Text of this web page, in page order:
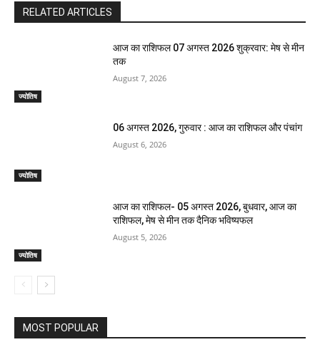
RELATED ARTICLES
ज्योतिष
आज का राशिफल 07 अगस्त 2026 शुक्रवार: मेष से मीन
तक
August 7, 2026
ज्योतिष
06 अगस्त 2026, गुरुवार : आज का राशिफल और पंचांग
August 6, 2026
ज्योतिष
आज का राशिफल- 05 अगस्त 2026, बुधवार, आज का
राशिफल, मेष से मीन तक दैनिक भविष्यफल
August 5, 2026
MOST POPULAR